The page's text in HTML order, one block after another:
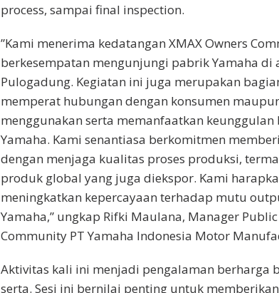
process, sampai final inspection.
”Kami menerima kedatangan XMAX Owners
berkesempatan mengunjungi pabrik Yamaha di
Pulogadung. Kegiatan ini juga merupakan
memperat hubungan dengan konsumen
menggunakan serta memanfaatkan
Yamaha. Kami senantiasa berkomitmen
dengan menjaga kualitas proses produksi,
produk global yang juga diekspor. Kami
meningkatkan kepercayaan terhadap mutu
Yamaha,” ungkap Rifki Maulana, Manager Public
Community PT Yamaha Indonesia Motor
Aktivitas kali ini menjadi pengalaman berharga
serta. Sesi ini bernilai penting untuk